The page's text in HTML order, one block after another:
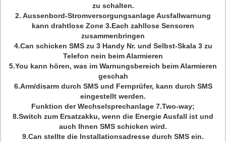
zu schalten.
2. Aussenbord-Stromversorgungsanlage Ausfallwarnung
kann drahtlose Zone 3.Each zahllose Sensoren
zusammenbringen
4.Can schicken SMS zu 3 Handy Nr. und Selbst-Skala 3 zu
Telefon nein beim Alarmieren
5.You kann hören, was im Warnungsbereich beim Alarmieren
geschah
6.Arm/disarm durch SMS und Fernprüfer, kann durch SMS
eingestellt werden.
Funktion der Wechselsprechanlage 7.Two-way;
8.Switch zum Ersatzakku, wenn die Energie Ausfall ist und
auch Ihnen SMS schicken wird.
9.Can stellte die Installationsadresse durch SMS ein.